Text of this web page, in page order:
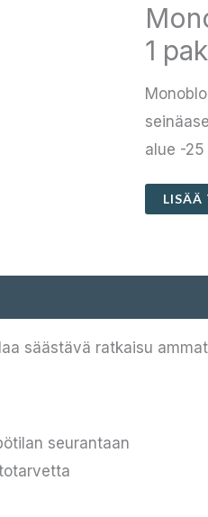
1
alue -
LISÄÄ
säästävä ratkaisu
seurantaan